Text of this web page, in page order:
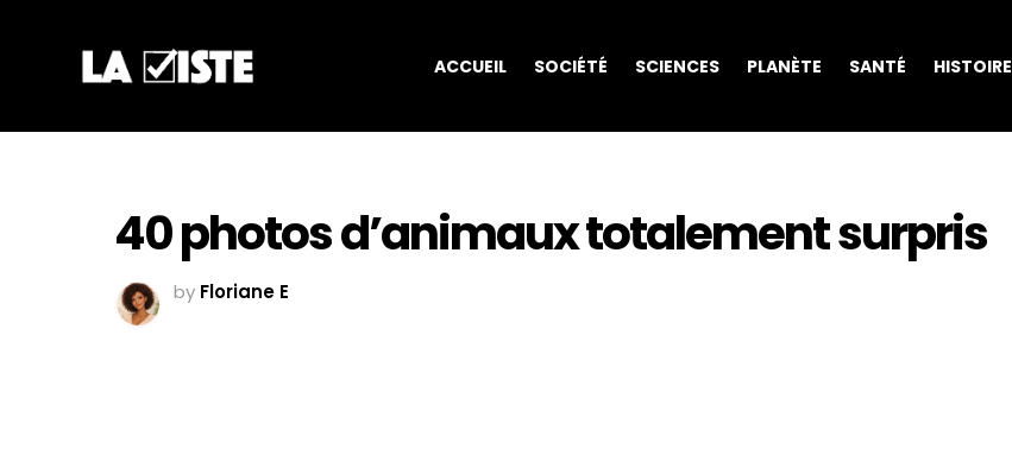
ACCUEIL SOCIÉTÉ SCIENCES PLANÈTE SANTÉ HISTOIRE
40 photos d’animaux totalement surpris
by Floriane E